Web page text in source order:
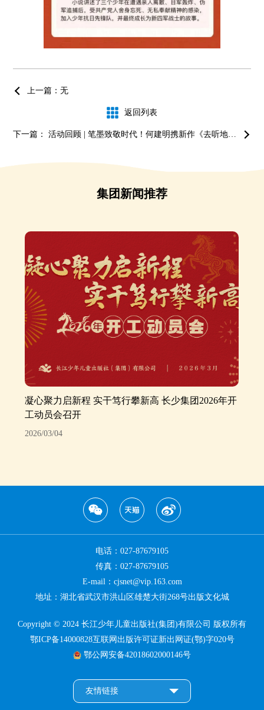
上一篇：无
返回列表
下一篇： 活动回顾 | 笔墨致敬时代！何建明携新作《去听地球的心跳》亮相苏州
集团新闻推荐
凝心聚力启新程 实干笃行攀新高 长少集团2026年开
工动员会召开
2026/03/04
电话：027-87679105
传真：027-87679105
E-mail：cjsnet@vip.163.com
地址：湖北省武汉市洪山区雄楚大街268号出版文化城
Copyright © 2024 长江少年儿童出版社(集团)有限公司 版权所有
鄂ICP备14000828互联网出版许可证新出网证(鄂)字020号
鄂公网安备42018602000146号
友情链接